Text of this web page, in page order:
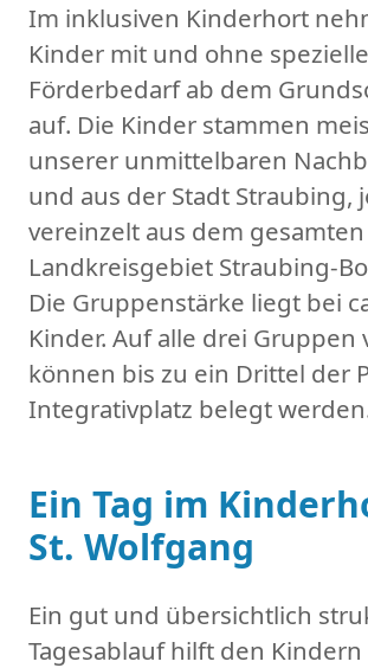
Im inklusiven Kinderhort
Kinder mit und ohne
Förderbedarf ab dem
auf. Die Kinder stammen
unserer unmittelbaren
und aus der Stadt Straubing,
vereinzelt aus dem gesamten
Landkreisgebiet Straubing-
Die Gruppenstärke liegt bei
Kinder. Auf alle drei Gruppen
können bis zu ein Drittel der
Integrativplatz belegt
Ein Tag im
St. Wolfgang
Ein gut und übersichtlich
Tagesablauf hilft den Kindern